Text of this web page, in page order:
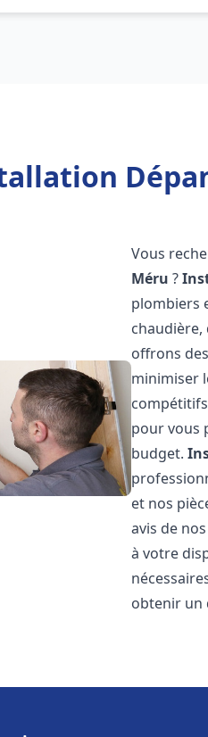
Vous
Méru ?
plombiers
offrons
minimiser
pour vous
budget.
et nos
avis de
à votre
obtenir un